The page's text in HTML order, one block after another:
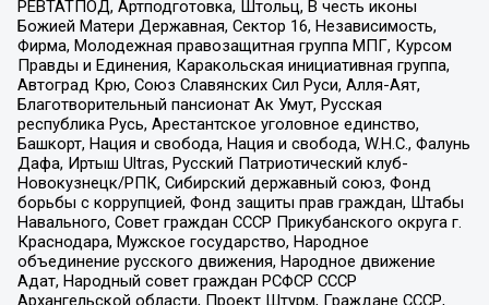
РЕВТАТПОД, Артподготовка, Штольц, В честь иконы
Божией Матери Державная, Сектор 16, Независимость,
Фирма, Молодежная правозащитная группа МПГ, Курсом
Правды и Единения, Каракольская инициативная группа,
Автоград Крю, Союз Славянских Сил Руси, Алля-Аят,
Благотворительный пансионат Ак Умут, Русская
республика Русь, Арестантское уголовное единство,
Башкорт, Нация и свобода, Нация и свобода, W.H.С., Фалунь
Дафа, Иртыш Ultras, Русский Патриотический клуб-
Новокузнецк/РПК, Сибирский державный союз, Фонд
борьбы с коррупцией, Фонд защиты прав граждан, Штабы
Навального, Совет граждан СССР Прикубанского округа г.
Краснодара, Мужское государство, Народное
объединение русского движения, Народное движение
Адат, Народный совет граждан РСФСР СССР
Архангельской области, Проект Штурм, Граждане СССР,